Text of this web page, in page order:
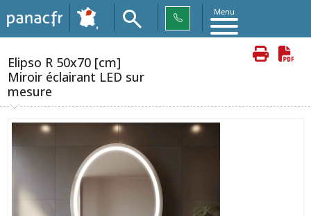
Menu
Elipso R 50x70 [cm]​
Miroir éclairant LED sur
mesure